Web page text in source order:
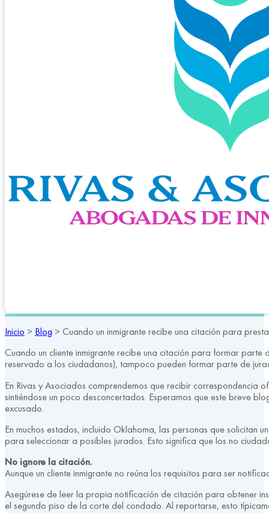
Inicio > Blog > Cuando un inmigrante recibe una citación para
Cuando un cliente inmigrante recibe una citación para formar parte
reservado a los ciudadanos), tampoco pueden formar parte de
En Rivas y Asociados comprendemos que recibir correspondencia
sintiéndose un poco desconcertados. Esperamos que este breve
excusado.
En muchos estados, incluido Oklahoma, las personas que
para seleccionar a posibles jurados. Esto significa que los no
No ignore la citación.
Aunque un cliente inmigrante no reúna los requisitos para ser
Asegúrese de leer la propia notificación de citación para obtener
el segundo piso de la corte del condado. Al reportarse, esto